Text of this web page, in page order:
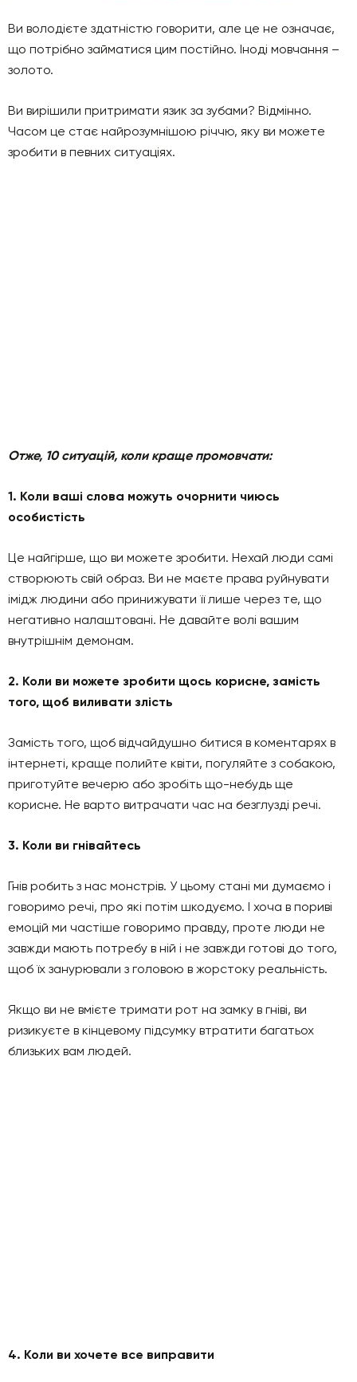
Ви володієте здатністю говорити, але це не означає,
що потрібно займатися цим постійно. Іноді мовчання –
золото.
Ви вирішили притримати язик за зубами? Відмінно.
Часом це стає найрозумнішою річчю, яку ви можете
зробити в певних ситуаціях.
Отже, 10 ситуацій, коли краще промовчати:
1. Коли ваші слова можуть очорнити чиюсь
особистість
Це найгірше, що ви можете зробити. Нехай люди самі
створюють свій образ. Ви не маєте права руйнувати
імідж людини або принижувати її лише через те, що
негативно налаштовані. Не давайте волі вашим
внутрішнім демонам.
2. Коли ви можете зробити щось корисне, замість
того, щоб виливати злість
Замість того, щоб відчайдушно битися в коментарях в
інтернеті, краще полийте квіти, погуляйте з собакою,
приготуйте вечерю або зробіть що-небудь ще
корисне. Не варто витрачати час на безглузді речі.
3. Коли ви гнівайтесь
Гнів робить з нас монстрів. У цьому стані ми думаємо і
говоримо речі, про які потім шкодуємо. І хоча в пориві
емоцій ми частіше говоримо правду, проте люди не
завжди мають потребу в ній і не завжди готові до того,
щоб їх занурювали з головою в жорстоку реальність.
Якщо ви не вмієте тримати рот на замку в гніві, ви
ризикуєте в кінцевому підсумку втратити багатьох
близьких вам людей.
4. Коли ви хочете все виправити